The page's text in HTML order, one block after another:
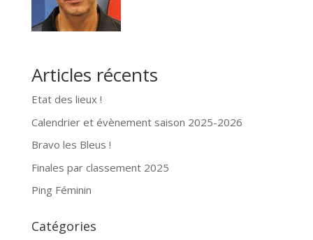
Articles récents
Etat des lieux !
Calendrier et évènement saison 2025-2026
Bravo les Bleus !
Finales par classement 2025
Ping Féminin
Catégories